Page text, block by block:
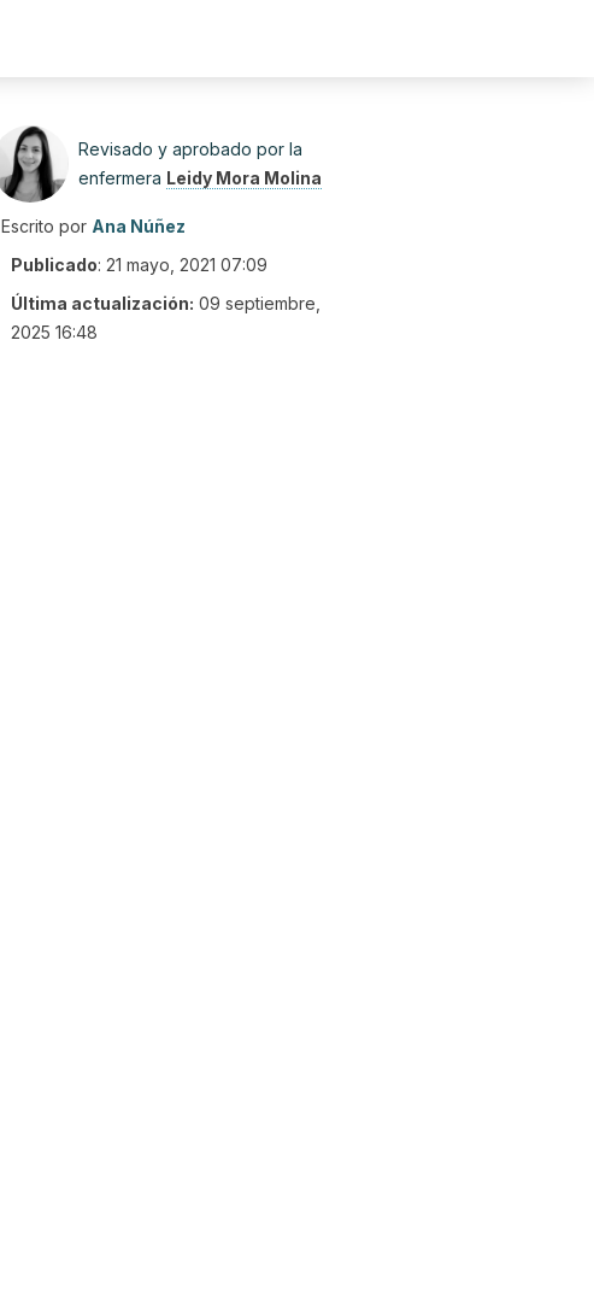
Revisado y aprobado por la
enfermera Leidy Mora Molina
Escrito por Ana Núñez
Publicado: 21 mayo, 2021 07:09
Última actualización: 09 septiembre,
2025 16:48